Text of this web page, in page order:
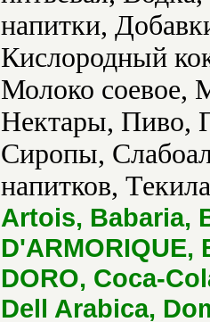
напитки,
Кислородный
Молоко соевое,
Нектары, Пиво,
Сиропы,
напитков,
Artois, Babaria,
D'ARMORIQUE,
DORO, Coca-
Dell Arabica,